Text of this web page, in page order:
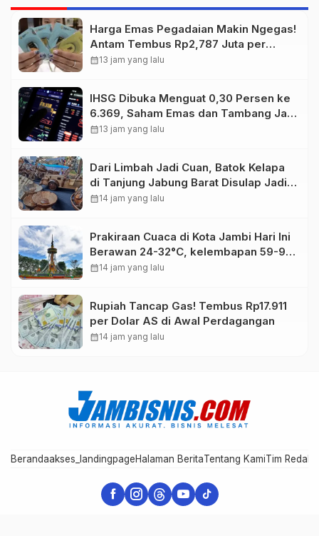
Harga Emas Pegadaian Makin Ngegas!
Antam Tembus Rp2,787 Juta per
Gram
calendar_month13 jam yang lalu
IHSG Dibuka Menguat 0,30 Persen ke
6.369, Saham Emas dan Tambang Jadi
Penggerak
calendar_month13 jam yang lalu
Dari Limbah Jadi Cuan, Batok Kelapa
di Tanjung Jabung Barat Disulap Jadi
Kerajinan Bernilai Tinggi
calendar_month14 jam yang lalu
Prakiraan Cuaca di Kota Jambi Hari Ini
Berawan 24-32°C, kelembapan 59-97
persen.
calendar_month14 jam yang lalu
Rupiah Tancap Gas! Tembus Rp17.911
per Dolar AS di Awal Perdagangan
calendar_month14 jam yang lalu
Berandaakses_landingpageHalaman BeritaTentang KamiTim Redaksi